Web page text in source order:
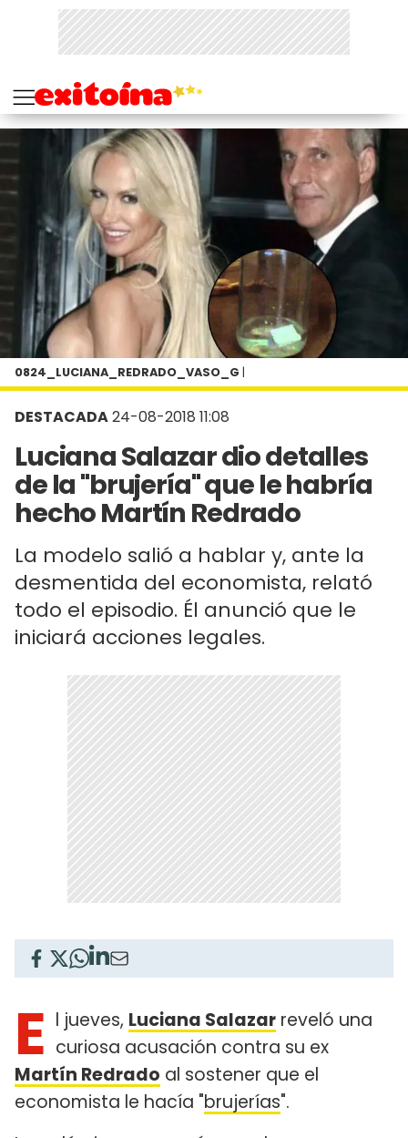
DESTACADA24-08-2018 11:08
Luciana Salazar dio detalles
de la "brujería" que le habría
hecho Martín Redrado
La modelo salió a hablar y, ante la
desmentida del economista, relató
todo el episodio. Él anunció que le
iniciará acciones legales.
0824_LUCIANA_REDRADO_VASO_G |
E l jueves, Luciana Salazar reveló una
curiosa acusación contra su ex
Martín Redrado al sostener que el
economista le hacía "brujerías".